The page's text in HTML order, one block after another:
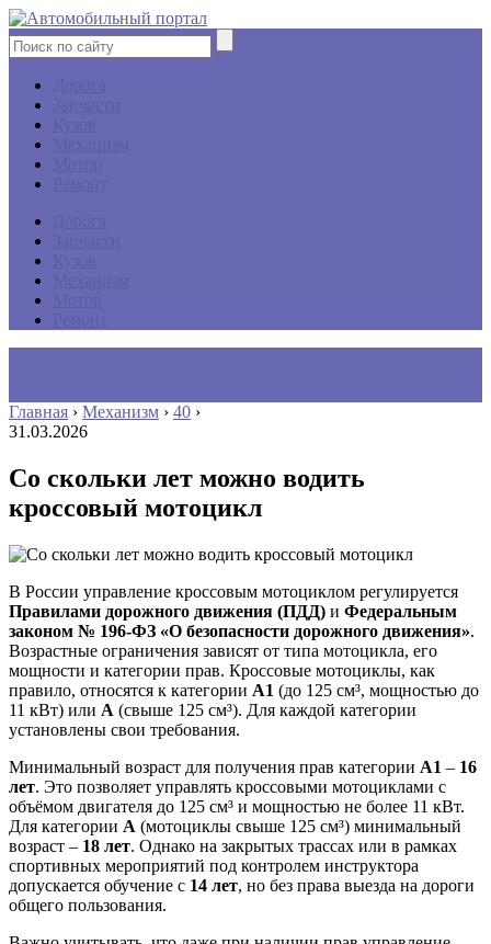
Главная › Механизм › 40 ›
31.03.2026
Со скольки лет можно водить
кроссовый мотоцикл
В России управление кроссовым мотоциклом регулируется
Правилами дорожного движения (ПДД) и Федеральным
законом № 196-ФЗ «О безопасности дорожного движения».
Возрастные ограничения зависят от типа мотоцикла, его
мощности и категории прав. Кроссовые мотоциклы, как
правило, относятся к категории A1 (до 125 см³, мощностью до
11 кВт) или A (свыше 125 см³). Для каждой категории
установлены свои требования.
Минимальный возраст для получения прав категории A1 – 16
лет. Это позволяет управлять кроссовыми мотоциклами с
объёмом двигателя до 125 см³ и мощностью не более 11 кВт.
Для категории A (мотоциклы свыше 125 см³) минимальный
возраст – 18 лет. Однако на закрытых трассах или в рамках
спортивных мероприятий под контролем инструктора
допускается обучение с 14 лет, но без права выезда на дороги
общего пользования.